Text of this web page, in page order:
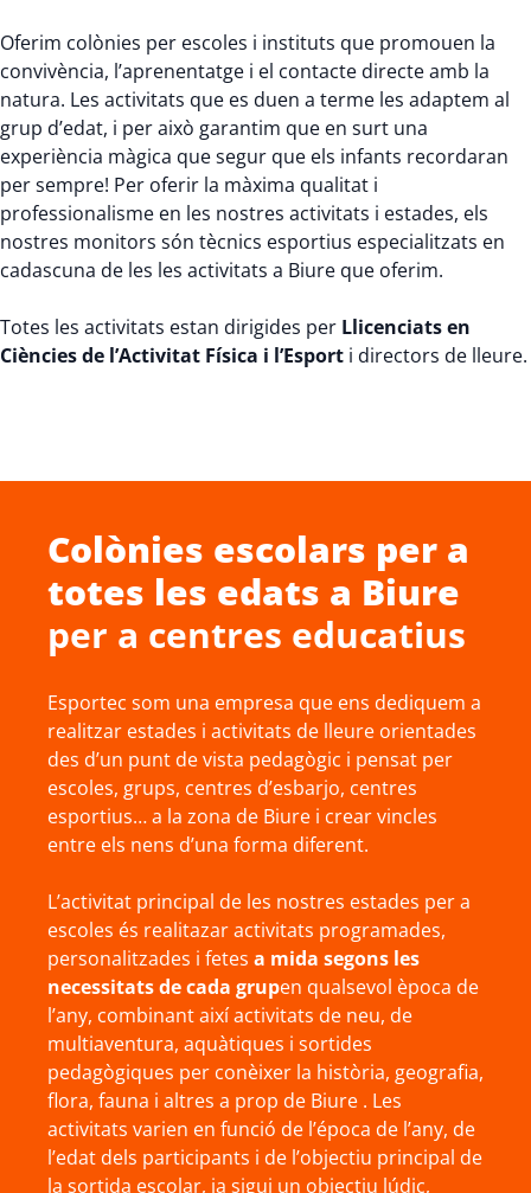
Oferim colònies per escoles i instituts que promouen la
convivència, l’aprenentatge i el contacte directe amb la
natura. Les activitats que es duen a terme les adaptem al
grup d’edat, i per això garantim que en surt una
experiència màgica que segur que els infants recordaran
per sempre! Per oferir la màxima qualitat i
professionalisme en les nostres activitats i estades, els
nostres monitors són tècnics esportius especialitzats en
cadascuna de les les activitats a Biure que oferim.
Totes les activitats estan dirigides per Llicenciats en
Ciències de l’Activitat Física i l’Esport i directors de lleure.
Colònies escolars per a
totes les edats a Biure
per a centres educatius
Esportec som una empresa que ens dediquem a
realitzar estades i activitats de lleure orientades
des d’un punt de vista pedagògic i pensat per
escoles, grups, centres d’esbarjo, centres
esportius… a la zona de Biure i crear vincles
entre els nens d’una forma diferent.
L’activitat principal de les nostres estades per a
escoles és realitazar activitats programades,
personalitzades i fetes a mida segons les
necessitats de cada grupen qualsevol època de
l’any, combinant així activitats de neu, de
multiaventura, aquàtiques i sortides
pedagògiques per conèixer la història, geografia,
flora, fauna i altres a prop de Biure . Les
activitats varien en funció de l’época de l’any, de
l’edat dels participants i de l’objectiu principal de
la sortida escolar, ja sigui un objectiu lúdic,